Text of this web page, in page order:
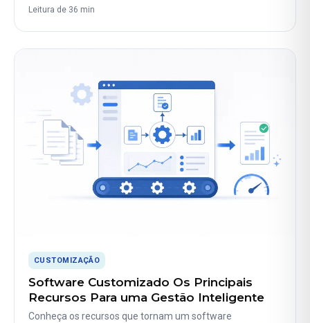
Leitura de 36 min
CUSTOMIZAÇÃO
Software Customizado Os Principais
Recursos Para uma Gestão Inteligente
Conheça os recursos que tornam um software